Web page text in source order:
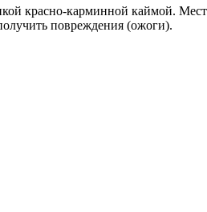
красно-карминной каймой.
повреждения (ожоги).